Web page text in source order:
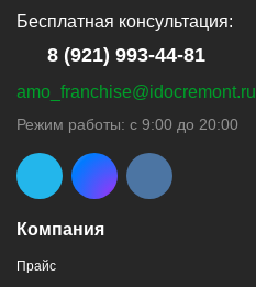
Компания
Прайс
Бесплатная консультация:
8 (921) 993-44-81
amo_franchise@idocremont.ru
Режим работы: с 9:00 до 20:00